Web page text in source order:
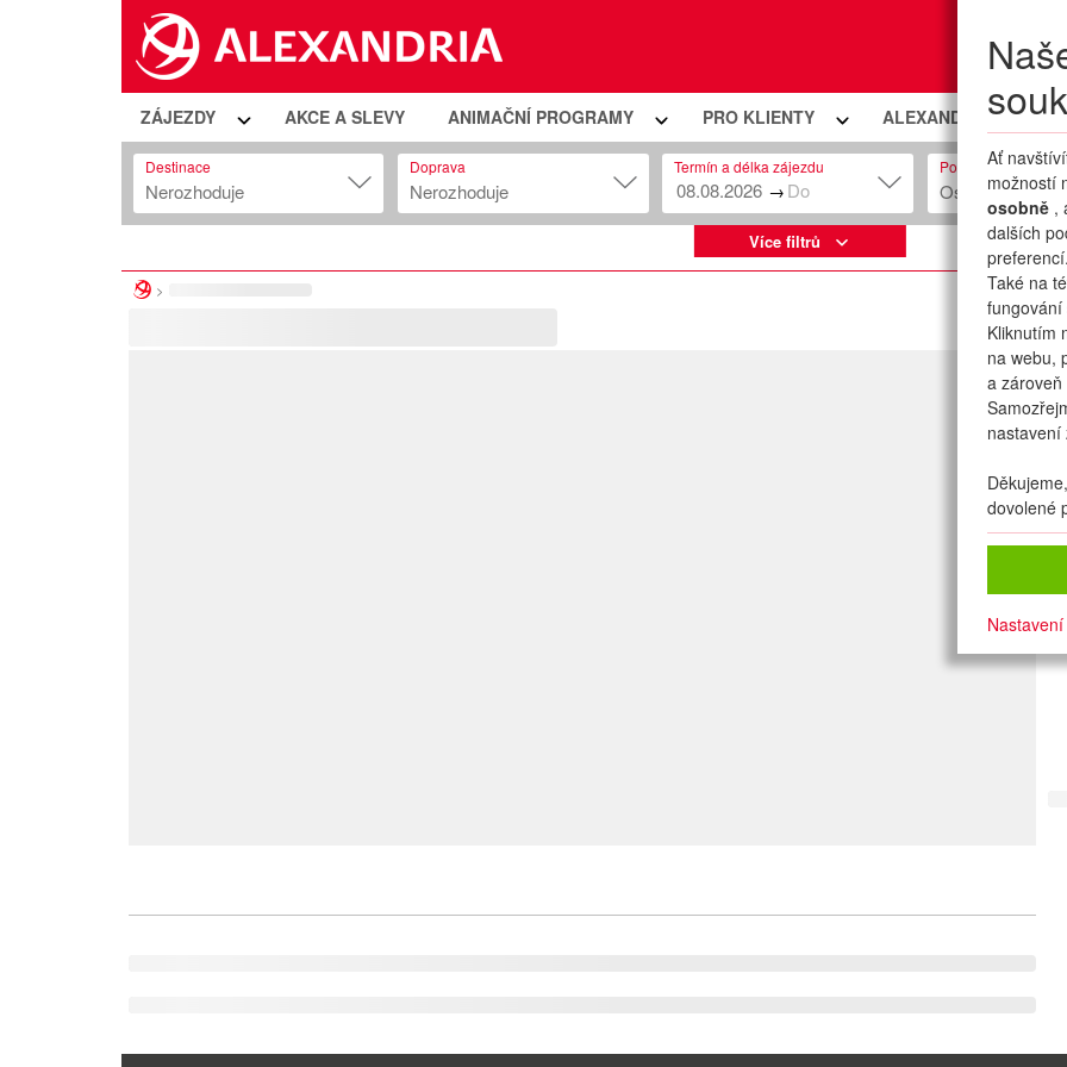
Moje
Ať
možností
osobně ,
dalších
preferencí.
Také na
fungování
Kliknutím
na webu,
a
nastavení
dovolené
Nastavení
ZÁJEZDY AKCE A SLEVY ANIMAČNÍ PROGRAMY PRO KLIENTY ALEXANDRIA
Destinace
Nerozhoduje
Doprava
Nerozhoduje
Termín a délka zájezdu
→
Počet osob
Osob: 2 + 0
Více filtrů